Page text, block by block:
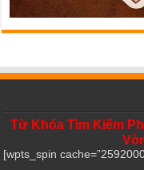
Từ Khóa Tìm Kiếm
[wpts_spin